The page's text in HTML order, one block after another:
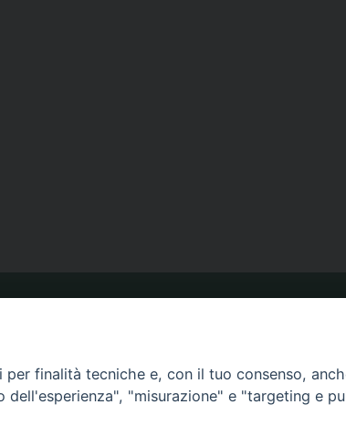
CALENDARIO PASTORALE
finalità tecniche e, con il tuo consenso,
dell'esperienza", "misurazione" e "targeting e